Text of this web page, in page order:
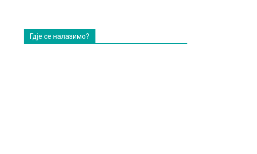
Гдје се налазимо?